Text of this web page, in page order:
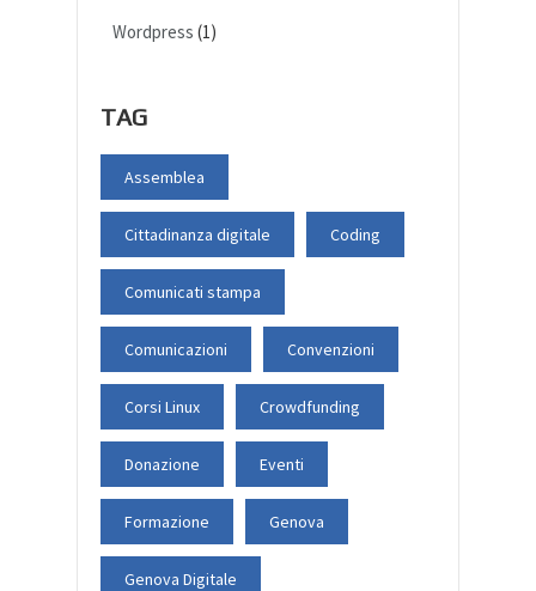
Wordpress (1)
TAG
Assemblea
Cittadinanza digitale Coding
Comunicati stampa
Comunicazioni Convenzioni
Corsi Linux Crowdfunding
Donazione Eventi
Formazione Genova
Genova Digitale